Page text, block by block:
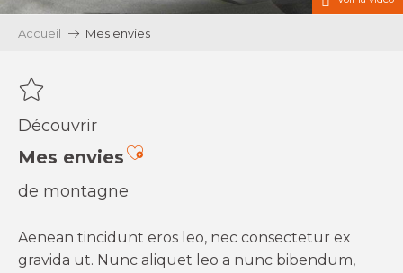
Accueil Mes envies
Découvrir
Mes enviesAjouter aux favoris
de montagne
Aenean tincidunt eros leo, nec consectetur ex
gravida ut. Nunc aliquet leo a nunc bibendum,